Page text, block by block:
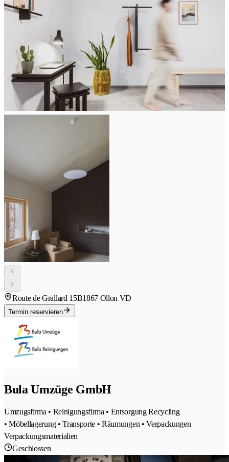
Route de Grallard 15B1867 Ollon VD
Termin reservieren
Bula Umzüge GmbH
Umzugsfirma • Reinigungsfirma • Entsorgung Recycling
• Möbellagerung • Transporte • Räumungen • Verpackungen
Verpackungsmaterialien
Geschlossen